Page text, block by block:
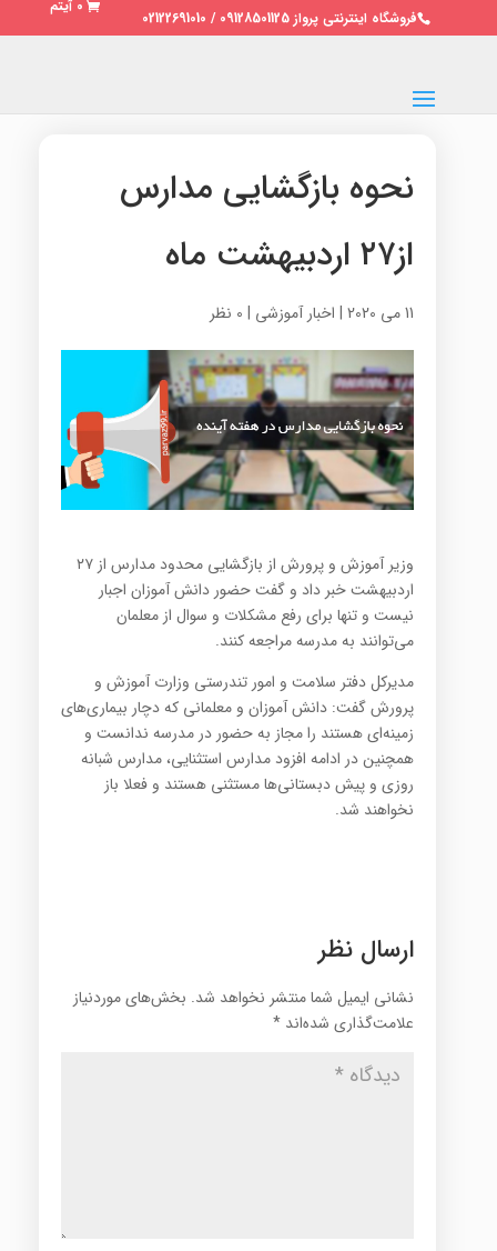
فروشگاه اینترنتی پرواز 09128501125 / 02122691010
0 آیتم
نحوه بازگشایی مدارس
از۲۷ اردبیهشت ماه
11 می 2020 | اخبار آموزشی | 0 نظر
وزیر آموزش و پرورش از بازگشایی محدود مدارس از ۲۷
اردبیهشت خبر داد و گفت حضور دانش ‌آموزان اجبار
نیست و تنها برای رفع مشکلات و سوال از معلمان
می‌توانند به مدرسه مراجعه کنند.
مدیرکل دفتر سلامت و امور تندرستی وزارت آموزش و
پرورش گفت: دانش آموزان و معلمانی که دچار بیماری‌های
زمینه‌ای هستند را مجاز به حضور در مدرسه ندانست و
همچنین در ادامه افزود مدارس استثنایی، مدارس شبانه
روزی و پیش دبستانی‌ها مستثنی هستند و فعلا باز
نخواهند شد.
ارسال نظر
نشانی ایمیل شما منتشر نخواهد شد. بخش‌های موردنیاز
علامت‌گذاری شده‌اند *